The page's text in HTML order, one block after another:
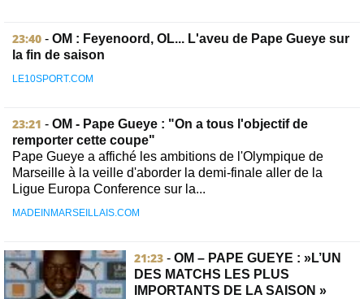
23:40 - OM : Feyenoord, OL... L'aveu de Pape Gueye sur
la fin de saison
LE10SPORT.COM
23:21 - OM - Pape Gueye : "On a tous l'objectif de
remporter cette coupe"
Pape Gueye a affiché les ambitions de l'Olympique de
Marseille à la veille d'aborder la demi-finale aller de la
Ligue Europa Conference sur la...
MADEINMARSEILLAIS.COM
21:23 - OM – PAPE GUEYE : »L’UN
DES MATCHS LES PLUS
IMPORTANTS DE LA SAISON »